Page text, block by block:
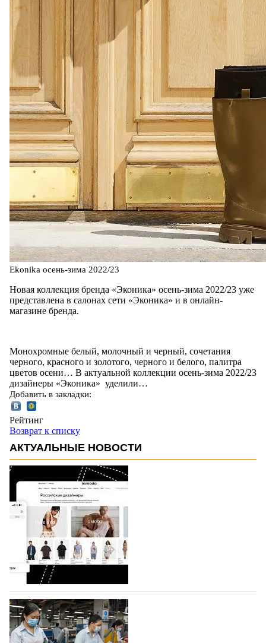
Ekonika осень-зима 2022/23
Новая коллекция бренда «Эконика» осень-зима 2022/23 уже
представлена в салонах сети «Эконика» и в онлайн-
магазине бренда.
Монохромные белый, молочный и черный, сочетания
черного, красного и золотого, черного и белого, палитра
цветов осени… В актуальной коллекции осень-зима 2022/23
дизайнеры «Эконика» уделили…
Добавить в закладки:
Рейтинг
Возврат к списку
АКТУАЛЬНЫЕ НОВОСТИ
На платформе Lamoda - новый раздел и
условия продвижения локальных